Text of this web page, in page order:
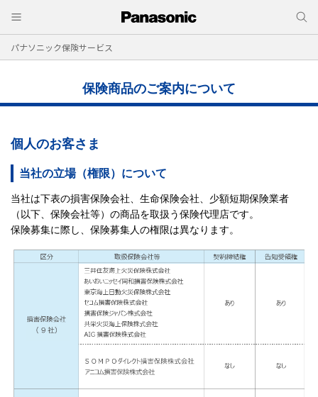
パナソニック保険サービス
保険商品のご案内について
個人のお客さま
当社の立場（権限）について
当社は下表の損害保険会社、生命保険会社、少額短期保険業者
（以下、保険会社等）の商品を取扱う保険代理店です。
保険募集に際し、保険募集人の権限は異なります。